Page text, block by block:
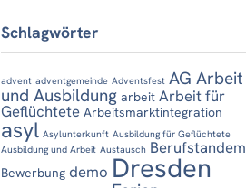
Schlagwörter
advent adventgemeinde Adventsfest AG Arbeit
und Ausbildung arbeit Arbeit für
Geflüchtete Arbeitsmarktintegration
asyl Asylunterkunft Ausbildung für Geflüchtete
Ausbildung und Arbeit Austausch Berufstandem
Bewerbung demo Dresden